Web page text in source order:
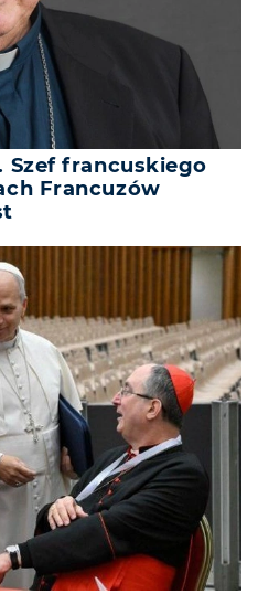
Szef francuskiego
Francuzów